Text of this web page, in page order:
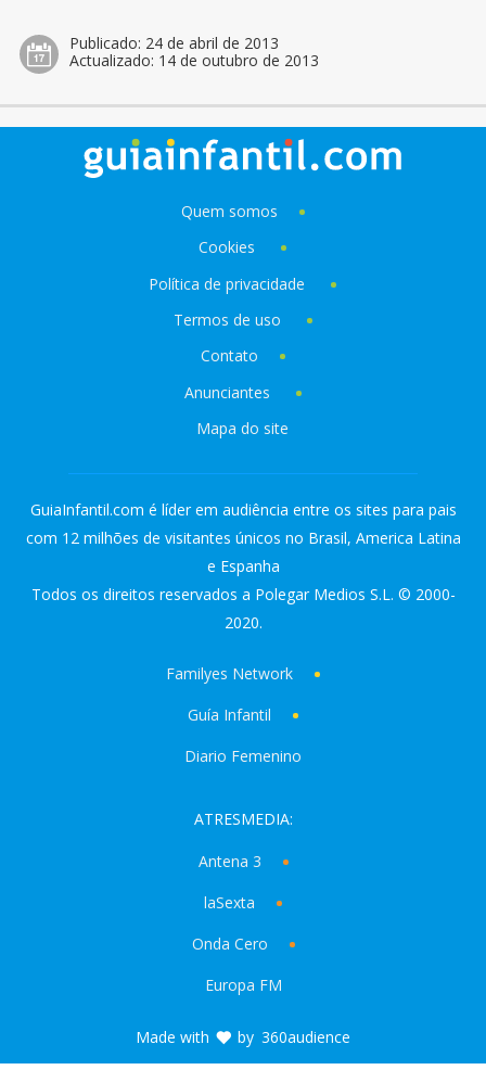
Publicado: 24 de abril de 2013
Actualizado: 14 de outubro de 2013
Quem somos
Cookies
Política de privacidade
Termos de uso
Contato
Anunciantes
Mapa do site
GuiaInfantil.com é líder em audiência entre os sites para pais
com 12 milhões de visitantes únicos no Brasil, America Latina
e Espanha
Todos os direitos reservados a Polegar Medios S.L. © 2000-
2020.
Familyes Network
Guía Infantil
Diario Femenino
ATRESMEDIA:
Antena 3
laSexta
Onda Cero
Europa FM
Made with by 360audience